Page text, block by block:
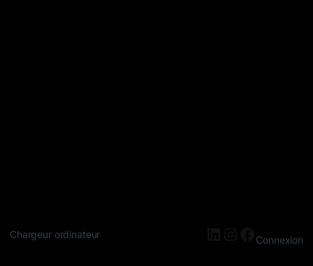
Chargeur ordinateur LinkedIn
Instagram
Connexion